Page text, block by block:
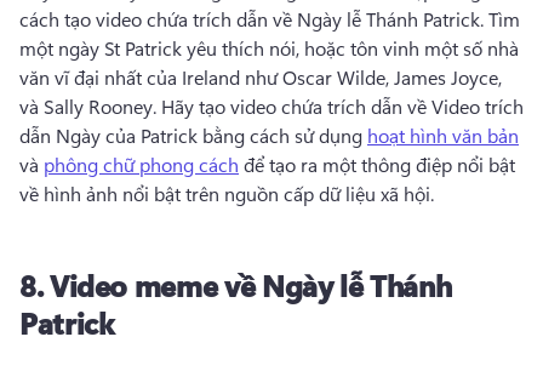
cách tạo video chứa trích dẫn về Ngày lễ Thánh Patrick. Tìm
một ngày St Patrick yêu thích nói, hoặc tôn vinh một số nhà
văn vĩ đại nhất của Ireland như Oscar Wilde, James Joyce,
và Sally Rooney. Hãy tạo video chứa trích dẫn về Video trích
dẫn Ngày của Patrick bằng cách sử dụng hoạt hình văn bản
và phông chữ phong cách để tạo ra một thông điệp nổi bật
về hình ảnh nổi bật trên nguồn cấp dữ liệu xã hội.
8.Video meme vềNgày lễ Thánh
Patrick